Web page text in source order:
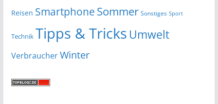
Reisen Smartphone Sommer Sonstiges Sport
Technik Tipps & Tricks Umwelt
VerbraucherWinter